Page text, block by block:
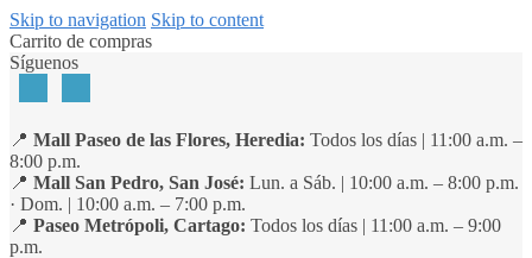
Skip to navigation Skip to content
Carrito de compras
Síguenos
📍 Mall Paseo de las Flores, Heredia: Todos los días | 11:00 a.m. –
8:00 p.m.
📍 Mall San Pedro, San José: Lun. a Sáb. | 10:00 a.m. – 8:00 p.m.
· Dom. | 10:00 a.m. – 7:00 p.m.
📍 Paseo Metrópoli, Cartago: Todos los días | 11:00 a.m. – 9:00
p.m.